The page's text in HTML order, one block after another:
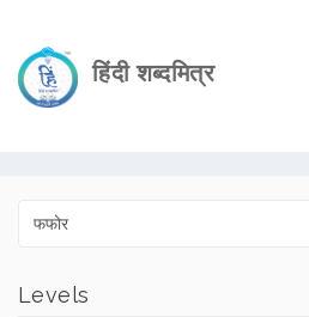
हिंदी शब्दमित्र
Levels